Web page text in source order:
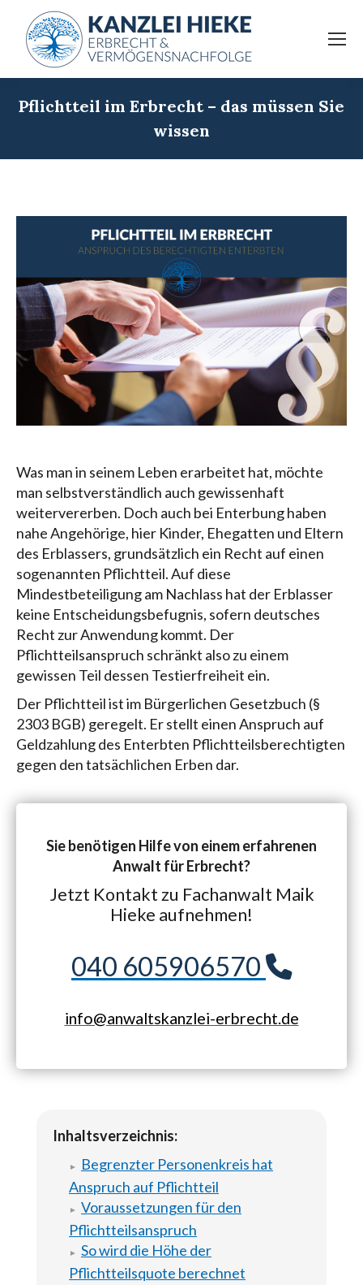
Pflichtteil im Erbrecht – das müssen Sie
wissen
Was man in seinem Leben erarbeitet hat, möchte
man selbstverständlich auch gewissenhaft
weitervererben. Doch auch bei Enterbung haben
nahe Angehörige, hier Kinder, Ehegatten und Eltern
des Erblassers, grundsätzlich ein Recht auf einen
sogenannten Pflichtteil. Auf diese
Mindestbeteiligung am Nachlass hat der Erblasser
keine Entscheidungsbefugnis, sofern deutsches
Recht zur Anwendung kommt. Der
Pflichtteilsanspruch schränkt also zu einem
gewissen Teil dessen Testierfreiheit ein.
Der Pflichtteil ist im Bürgerlichen Gesetzbuch (§
2303 BGB) geregelt. Er stellt einen Anspruch auf
Geldzahlung des Enterbten Pflichtteilsberechtigten
gegen den tatsächlichen Erben dar.
Sie benötigen Hilfe von einem erfahrenen
Anwalt für Erbrecht?
Jetzt Kontakt zu Fachanwalt Maik
Hieke aufnehmen!
040 605906570
info@anwaltskanzlei-erbrecht.de
Inhaltsverzeichnis:
Begrenzter Personenkreis hat
Anspruch auf Pflichtteil
Voraussetzungen für den
Pflichtteilsanspruch
So wird die Höhe der
Pflichtteilsquote berechnet